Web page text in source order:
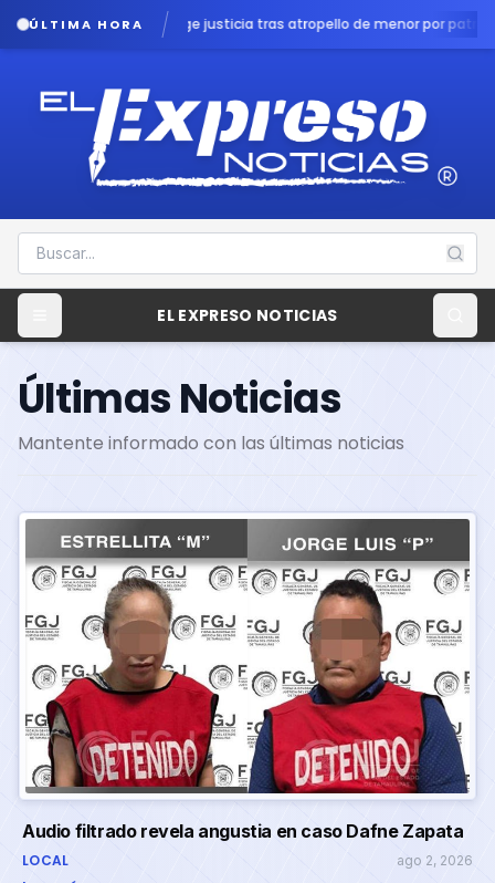
ÚLTIMA HORA
justicia tras atropello de menor por patrulla en Chalco Lluvias
EL EXPRESO NOTICIAS
Últimas Noticias
Mantente informado con las últimas noticias
Audio filtrado revela angustia en caso Dafne Zapata
LOCAL ago 2, 2026